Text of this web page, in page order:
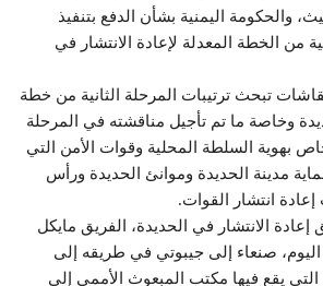
والحكومة اليمنية بشأن الدفع بتنفيذ
من الخطة المعدلة لإعادة الانتشار في
تبحث ترتيبات المرحلة الثانية من خطة
وخاصة ما تم تأجيل مناقشته في المرحلة
بهوية السلطة المحلية وقوات الأمن التي
مدينة الحديدة وموانئ الحديدة ورأس
انتشار القوات.
الانتشار في الحديدة، الفريق مايكل
اليوم، صنعاء إلى جيبوتي في طريقه إلى
التي يقع فيها مكتب المبعوث الأممي إلى